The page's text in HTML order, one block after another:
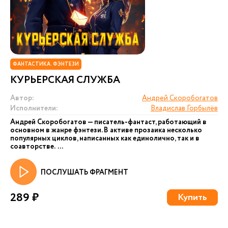
ФАНТАСТИКА. ФЭНТЕЗИ
КУРЬЕРСКАЯ СЛУЖБА
Автор:
Андрей Скоробогатов
Исполнители:
Владислав Горбылёв
Андрей Скоробогатов — писатель-фантаст, работающий в
основном в жанре фэнтези. В активе прозаика несколько
популярных циклов, написанных как единолично, так и в
соавторстве. ...
ПОСЛУШАТЬ ФРАГМЕНТ
289 ₽ Купить